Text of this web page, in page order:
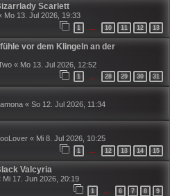
Scarlett
Mo 13. Jul 2026, 19:33
1 … 10 11 12 13
vor dem Klingeln an der
« Mo 13. Jul 2026, 12:52
1 28 29 30 31
« So 12. Jul 2026, 11:34
« Mi 8. Jul 2026, 10:25
1 … 12 13 14 15
Valcyria
Mi 17. Jun 2026, 20:19
1 … 6 7 8 9